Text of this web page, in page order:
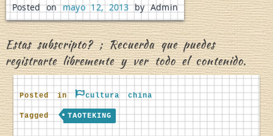
o
Z
Posted onmayo 12, 2013by Admin
Estas subscripto? ; Recuerda que puedes
registrarte libremente y ver todo el contenido.
Posted in cultura china
Tagged TAOTEKING